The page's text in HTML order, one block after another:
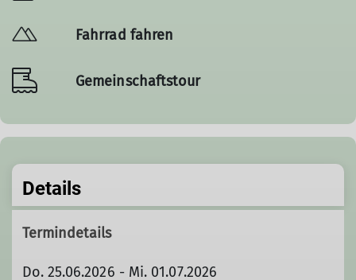
Fahrrad fahren
Gemeinschaftstour
Details
Termindetails
Do. 25.06.2026 - Mi. 01.07.2026